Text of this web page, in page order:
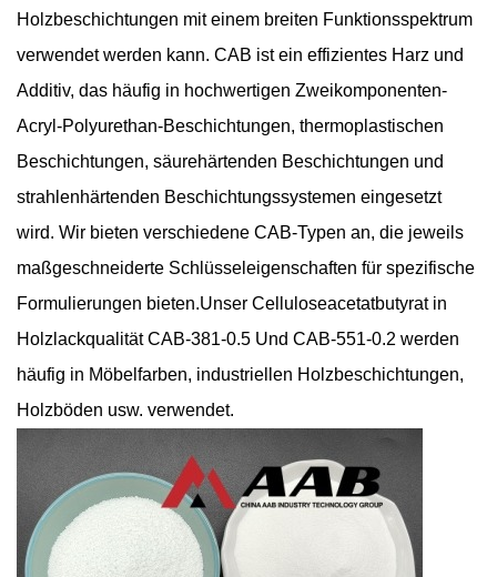
Holzbeschichtungen mit einem breiten Funktionsspektrum
verwendet werden kann. CAB ist ein effizientes Harz und
Additiv, das häufig in hochwertigen Zweikomponenten-
Acryl-Polyurethan-Beschichtungen, thermoplastischen
Beschichtungen, säurehärtenden Beschichtungen und
strahlenhärtenden Beschichtungssystemen eingesetzt
wird. Wir bieten verschiedene CAB-Typen an, die jeweils
maßgeschneiderte Schlüsseleigenschaften für spezifische
Formulierungen bieten.Unser Celluloseacetatbutyrat in
HolzlackqualitätCAB-381-0.5 Und CAB-551-0.2 werden
häufig in Möbelfarben, industriellen Holzbeschichtungen,
Holzböden usw. verwendet.